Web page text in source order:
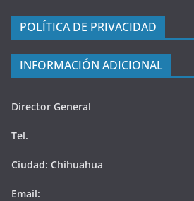
POLÍTICA DE PRIVACIDAD
INFORMACIÓN ADICIONAL
Director General
Tel.
Ciudad: Chihuahua
Email: